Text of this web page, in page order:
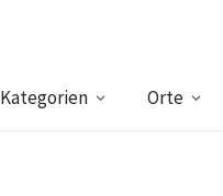
Kategorien Orte